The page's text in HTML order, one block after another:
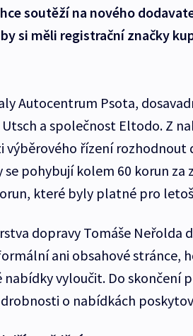
soutěží na nového
si měli registrační značky
Autocentrum Psota,
a společnost Eltodo. Z
výběrového řízení rozhodnout
se pohybují kolem 60 korun za
které byly platné pro
dopravy Tomáše Neřolda
ani obsahové stránce,
vyloučit. Do skončení
o nabídkách